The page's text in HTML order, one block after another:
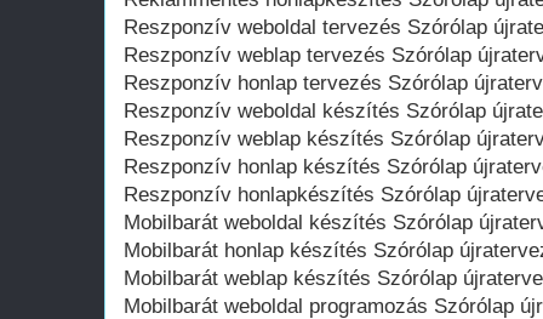
Reszponzív weboldal tervezés Szórólap
Reszponzív weblap tervezés Szórólap
Reszponzív honlap tervezés Szórólap
Reszponzív weboldal készítés Szórólap
Reszponzív weblap készítés Szórólap
Reszponzív honlap készítés Szórólap
Reszponzív honlapkészítés Szórólap
Mobilbarát weboldal készítés Szórólap
Mobilbarát honlap készítés Szórólap
Mobilbarát weblap készítés Szórólap
Mobilbarát weboldal programozás Szórólap